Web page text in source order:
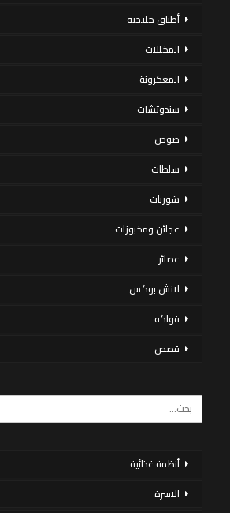
أطباق خليجية
المخللات
المعكرونة
سندوتشات
صوص
سلطات
شوربات
عجائن ومخبوزات
عصائر
لانش بوكس
فواكه
قصص
أنظمة غذائية
الاسرة